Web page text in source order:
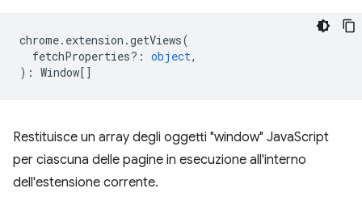
chrome. extension .getViews(
fetchProperties? : object,
) : Window[]
Restituisce un array degli oggetti "window" JavaScript
per ciascuna delle pagine in esecuzione all'interno
dell'estensione corrente.